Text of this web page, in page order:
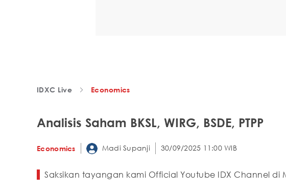
IDXC Live Economics
Analisis Saham BKSL, WIRG, BSDE, PTPP
Economics Madi Supanji 30/09/2025 11:00 WIB
Saksikan tayangan kami Official Youtube IDX Channel di